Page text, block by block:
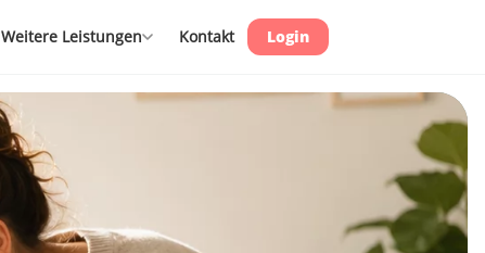
Weitere Leistungen Kontakt Login